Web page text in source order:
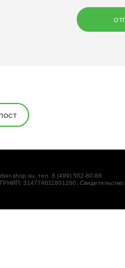
shop.su, тел. 8 (499) 502-80-88
314774611801260,